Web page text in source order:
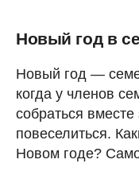
Новый год в
Новый год —
когда у членов
собраться
повеселиться.
Новом годе?